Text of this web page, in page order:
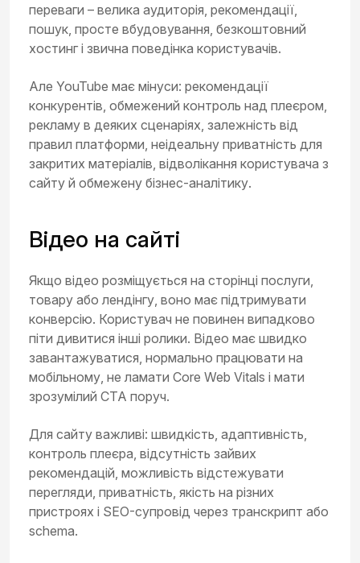
переваги – велика аудиторія, рекомендації,
пошук, просте вбудовування, безкоштовний
хостинг і звична поведінка користувачів.
Але YouTube має мінуси: рекомендації
конкурентів, обмежений контроль над плеєром,
рекламу в деяких сценаріях, залежність від
правил платформи, неідеальну приватність для
закритих матеріалів, відволікання користувача з
сайту й обмежену бізнес-аналітику.
Відео на сайті
Якщо відео розміщується на сторінці послуги,
товару або лендінгу, воно має підтримувати
конверсію. Користувач не повинен випадково
піти дивитися інші ролики. Відео має швидко
завантажуватися, нормально працювати на
мобільному, не ламати Core Web Vitals і мати
зрозумілий CTA поруч.
Для сайту важливі: швидкість, адаптивність,
контроль плеєра, відсутність зайвих
рекомендацій, можливість відстежувати
перегляди, приватність, якість на різних
пристроях і SEO-супровід через транскрипт або
schema.